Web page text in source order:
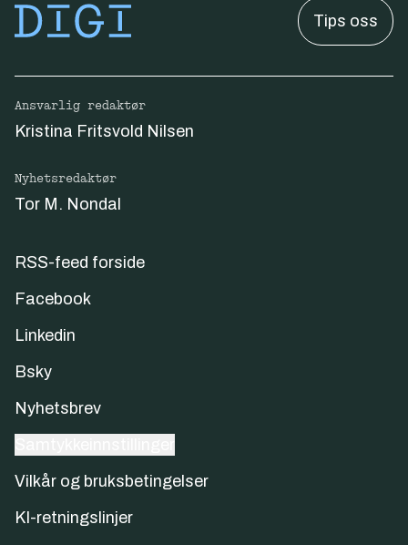
Tips oss
Ansvarlig redaktør
Kristina Fritsvold Nilsen
Nyhetsredaktør
Tor M. Nondal
RSS-feed forside
Facebook
Linkedin
Bsky
Nyhetsbrev
Vilkår og bruksbetingelser
KI-retningslinjer